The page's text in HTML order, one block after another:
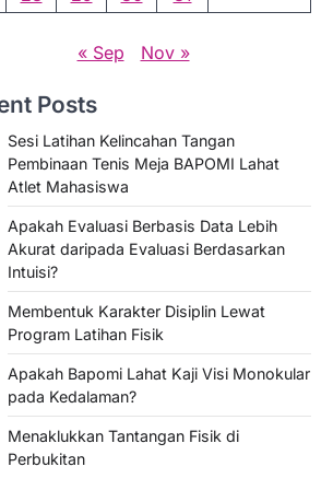
« Sep Nov »
Posts
Sesi Latihan Kelincahan Tangan
Pembinaan Tenis Meja BAPOMI Lahat
Atlet Mahasiswa
Apakah Evaluasi Berbasis Data Lebih
Akurat daripada Evaluasi Berdasarkan
Intuisi?
Membentuk Karakter Disiplin Lewat
Program Latihan Fisik
Apakah Bapomi Lahat Kaji Visi Monokular
pada Kedalaman?
Menaklukkan Tantangan Fisik di
Perbukitan